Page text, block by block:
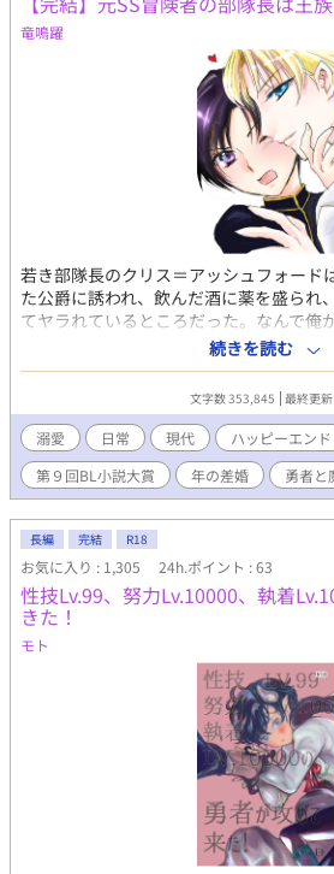
竜鳴躍
若き部隊長のクリス＝アッシュフォード
た公爵に誘われ、飲んだ酒に薬を盛られ
てヤラれているところだった。なんで俺
らない! 溺愛とヤンデレは紙一重。一方
い性格の美人騎士とヤンデレ公爵の結
日常編→新章（溺愛編）→アリス編→ア
完結 〇アリスの結婚編でクリスがほか
まけ追加、11月23日新規追加
https://www.alphapolis.co.jp/novel/
〇１１月３０日表紙を元に戻し。ちょこ
続きを読む
文字数 353,845 最終更
溺愛 日常 現代 ハッピーエンド
第９回BL小説大賞
年の差婚 勇者と
長編 完結 R18
お気に入り : 1,305 24h.ポイント : 63
性技Lv.99、努力Lv.10000、執着
きた！
モト